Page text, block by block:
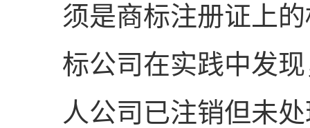
须是商标注册证上
标公司在实践中发
人公司已注销但未